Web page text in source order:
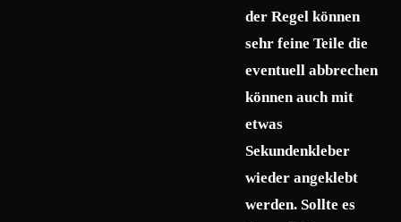
der Regel können
sehr feine Teile die
eventuell abbrechen
können auch mit
etwas
Sekundenkleber
wieder angeklebt
werden. Sollte es